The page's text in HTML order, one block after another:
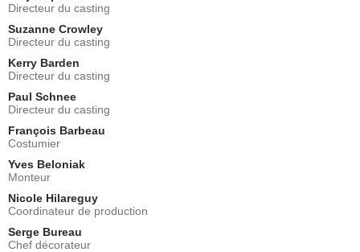
Directeur du casting
Suzanne Crowley
Directeur du casting
Kerry Barden
Directeur du casting
Paul Schnee
Directeur du casting
François Barbeau
Costumier
Yves Beloniak
Monteur
Nicole Hilareguy
Coordinateur de production
Serge Bureau
Chef décorateur